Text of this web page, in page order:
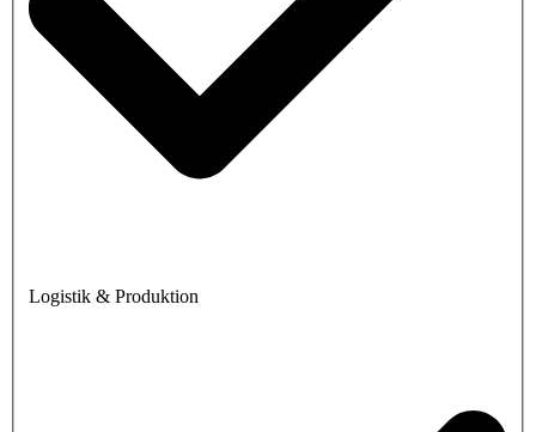
Logistik & Produktion